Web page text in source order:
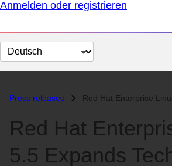
Anmelden oder registrieren
Sprache
auswählen
Press releases Red Hat Enterprise Linux 5.5 Expands
Red Hat
5.5 Expands